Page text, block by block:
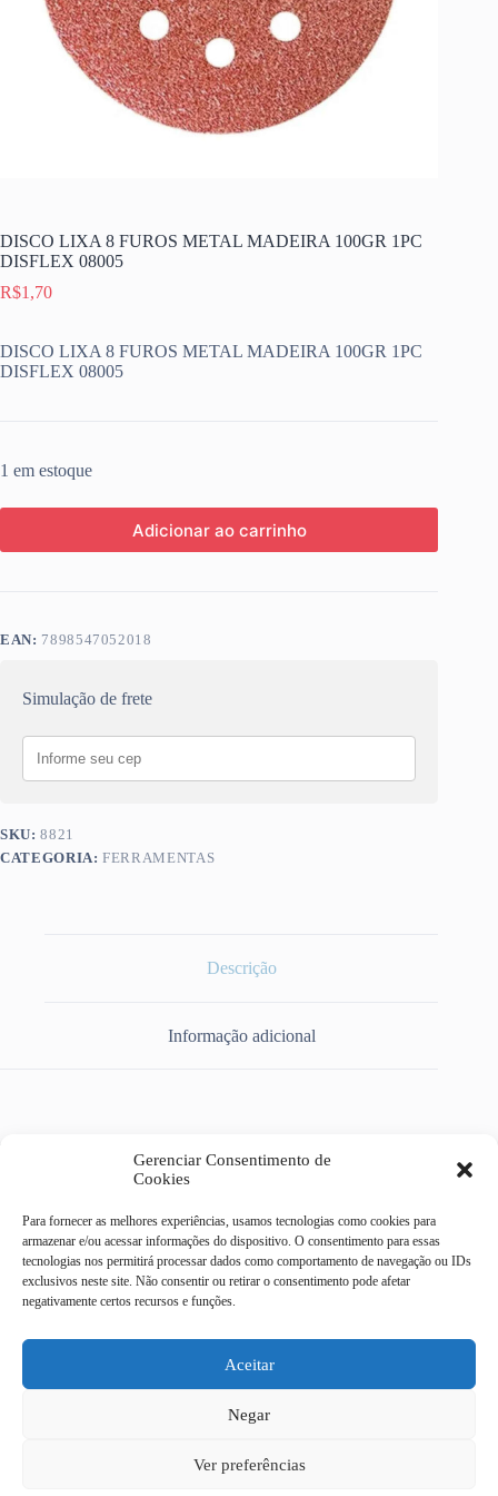
Gerenciar Consentimento de
Cookies
Para fornecer as melhores experiências, usamos tecnologias como cookies para
armazenar e/ou acessar informações do dispositivo. O consentimento para essas
tecnologias nos permitirá processar dados como comportamento de navegação ou IDs
exclusivos neste site. Não consentir ou retirar o consentimento pode afetar
negativamente certos recursos e funções.
Aceitar
Negar
Ver preferências
DISCO LIXA 8 FUROS METAL MADEIRA 100GR 1PC
DISFLEX 08005
R$1,70
DISCO LIXA 8 FUROS METAL MADEIRA 100GR 1PC
DISFLEX 08005
1 em estoque
Adicionar ao carrinho
EAN: 7898547052018
Simulação de frete
SKU:8821
CATEGORIA:FERRAMENTAS
Descrição
Informação adicional
DISCO LIXA 8 FUROS METAL MADEIRA 100GR 1PC
Casa do Eletricista Mix
centro - Campinas/SP
financeiras desse site são